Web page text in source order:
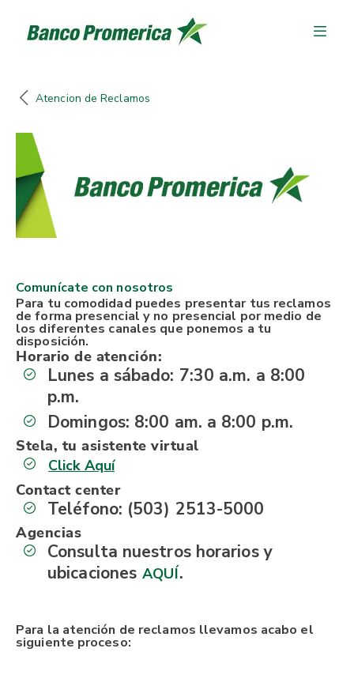
Atencion de Reclamos
Comunícate con nosotros
Para tu comodidad puedes presentar tus reclamos
de forma presencial y no presencial por medio de
los diferentes canales que ponemos a tu
disposición.
Horario de atención:
Lunes a sábado: 7:30 a.m. a 8:00
p.m.
Domingos: 8:00 am. a 8:00 p.m.
Stela, tu asistente virtual
Click Aquí
Contact center
Teléfono: (503) 2513-5000
Agencias
Consulta nuestros horarios y
ubicaciones AQUÍ.
Para la atención de reclamos llevamos acabo el
siguiente proceso: